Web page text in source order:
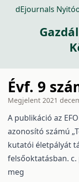
dEjournals
Évf. 9
Megjelent 2021
A publikáció az
azonosító számú
kutatói életpályát
felsőoktatásban.
meg